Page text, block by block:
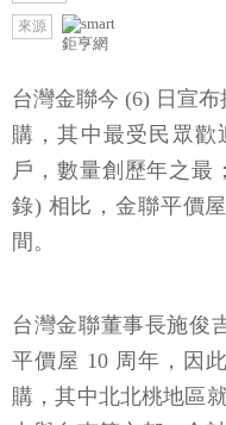
來源
鉅亨網
台灣金聯今 (6) 日宣
購，其中最受民眾歡
戶，數量創歷年之最
錄) 相比，金聯平價
間。
台灣金聯董事長施俊
平價屋 10 周年，因
購，其中北北桃地區